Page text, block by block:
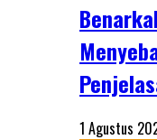
1 Agustus